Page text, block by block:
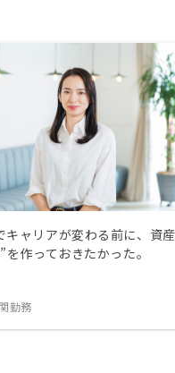
キャリアが変わる前に、資
を作っておきたかった。
勤務